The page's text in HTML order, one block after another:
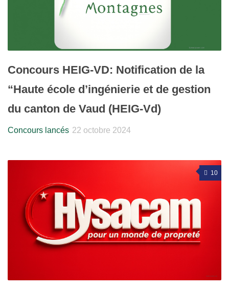
Concours HEIG-VD: Notification de la
“Haute école d’ingénierie et de gestion
du canton de Vaud (HEIG-Vd)
Concours lancés 22 octobre 2024
10